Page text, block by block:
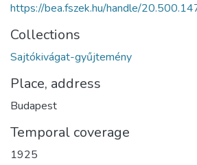
https://bea.fszek.hu/handle/
Collections
Sajtókivágat-gyűjtemény
Place, address
Budapest
Temporal coverage
1925